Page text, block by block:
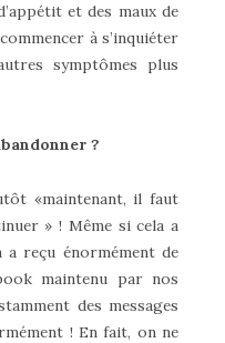
et des maux de
à s’inquiéter
symptômes plus
?
«maintenant, il faut
» ! Même si cela a
a reçu énormément de
maintenu par nos
des messages
! En fait, on ne